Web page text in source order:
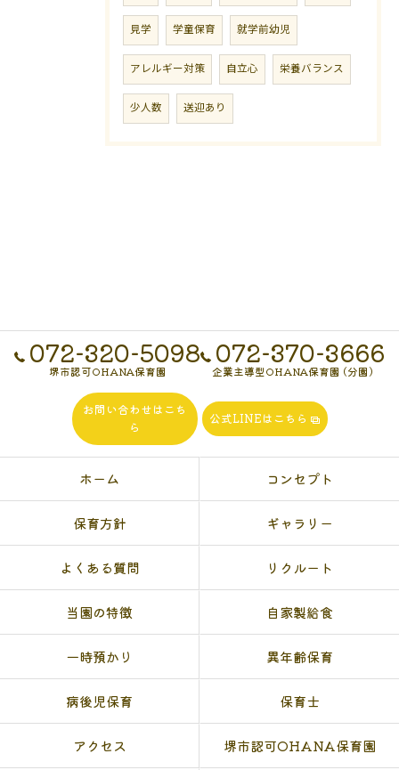
見学 学童保育 就学前幼児
アレルギー対策 自立心 栄養バランス
少人数 送迎あり
072-320-5098
堺市認可OHANA保育園
072-370-3666
企業主導型OHANA保育園 (分園)
お問い合わせはこち
ら
公式LINEはこちら
ホーム コンセプト
保育方針 ギャラリー
よくある質問 リクルート
当園の特徴 自家製給食
一時預かり 異年齢保育
病後児保育 保育士
アクセス 堺市認可OHANA保育園